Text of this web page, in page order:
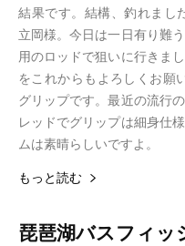
結果です。結構、釣れまし
立岡様。今日は一日有り難
用のロッドで狙いに行きま
をこれからもよろしくお願
グリップです。最近の流行
レッドでグリップは細身仕
ムは素晴らしいですよ。
もっと読む
琵琶湖バスフィ